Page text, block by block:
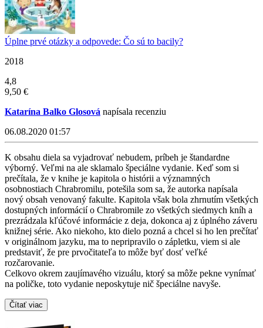
Úplne prvé otázky a odpovede: Čo sú to bacily?
2018
4,8
9,50 €
Katarína Balko Glosová napísala recenziu
06.08.2020 01:57
K obsahu diela sa vyjadrovať nebudem, príbeh je štandardne
výborný. Veľmi na ale sklamalo špeciálne vydanie. Keď som si
prečítala, že v knihe je kapitola o histórii a významných
osobnostiach Chrabromilu, potešila som sa, že autorka napísala
nový obsah venovaný fakulte. Kapitola však bola zhrnutím všetkých
dostupných informácií o Chrabromile zo všetkých siedmych kníh a
prezrádzala kľúčové informácie z deja, dokonca aj z úplného záveru
knižnej série. Ako niekoho, kto dielo pozná a chcel si ho len prečítať
v originálnom jazyku, ma to nepripravilo o zápletku, viem si ale
predstaviť, že pre prvočitateľa to môže byť dosť veľké
rozčarovanie.
Celkovo okrem zaujímavého vizuálu, ktorý sa môže pekne vynímať
na poličke, toto vydanie neposkytuje nič špeciálne navyše.
Čítať viac